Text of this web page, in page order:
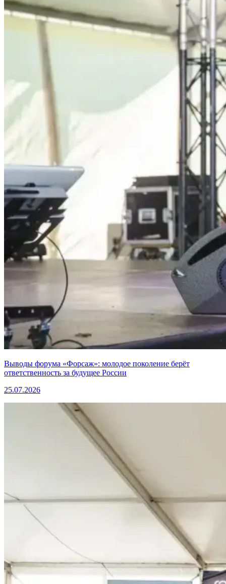
Выводы форума «Форсаж»: молодое поколение берёт
ответственность за будущее России
25.07.2026